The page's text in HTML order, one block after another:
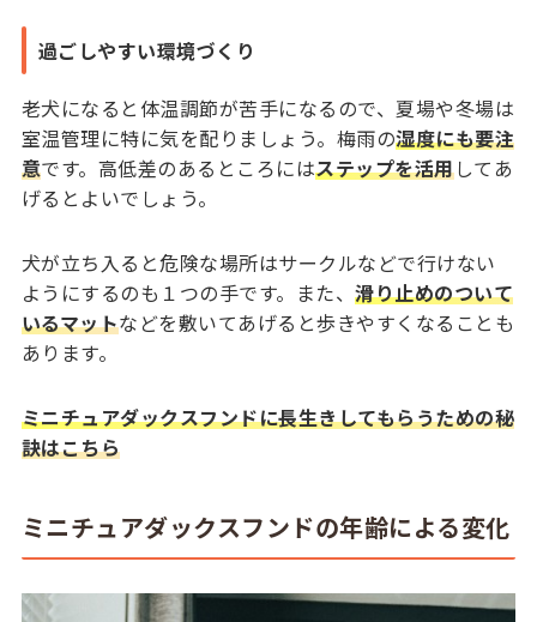
過ごしやすい環境づくり
老犬になると体温調節が苦手になるので、夏場や冬場は
室温管理に特に気を配りましょう。梅雨の湿度にも要注
意です。高低差のあるところにはステップを活用してあ
げるとよいでしょう。
犬が立ち入ると危険な場所はサークルなどで行けない
ようにするのも１つの手です。また、滑り止めのついて
いるマットなどを敷いてあげると歩きやすくなることも
あります。
ミニチュアダックスフンドに長生きしてもらうための秘
訣はこちら
ミニチュアダックスフンドの年齢による変化